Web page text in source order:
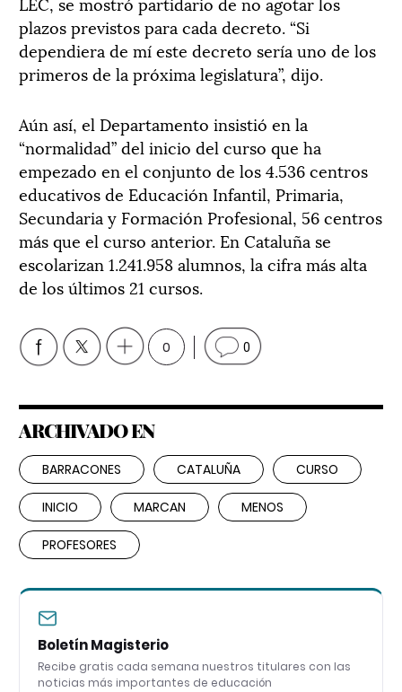
plazos previstos para cada decreto. “Si
dependiera de mí este decreto sería uno de los
primeros de la próxima legislatura”, dijo.
Aún así, el Departamento insistió en la
“normalidad” del inicio del curso que ha
empezado en el conjunto de los 4.536 centros
educativos de Educación Infantil, Primaria,
Secundaria y Formación Profesional, 56 centros
más que el curso anterior. En Cataluña se
escolarizan 1.241.958 alumnos, la cifra más alta
de los últimos 21 cursos.
0 0
ARCHIVADO EN
BARRACONES CATALUÑA CURSO
INICIO MARCAN MENOS
PROFESORES
Boletín Magisterio
Recibe gratis cada semana nuestros titulares con las
noticias más importantes de educación